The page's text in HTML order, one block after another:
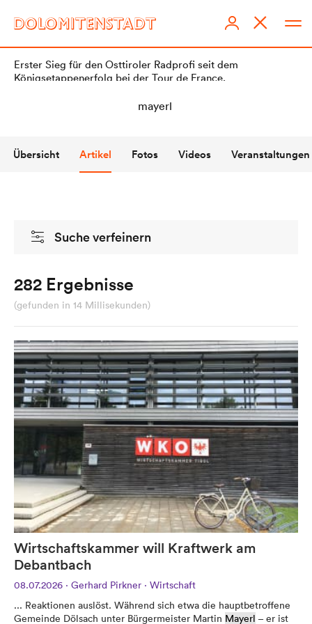
Übersicht Artikel Fotos Videos Veranstaltungen
Suche verfeinern
282 Ergebnisse
(gefunden in 14 Millisekunden)
Wirtschaftskammer will Kraftwerk am
Debantbach
08.07.2026 · Gerhard Pirkner · Wirtschaft
... Reaktionen auslöst. Während sich etwa die hauptbetroffene
Gemeinde Dölsach unter Bürgermeister Martin Mayerl – er ist
Erster Sieg für den Osttiroler Radprofi seit dem
Königsetappenerfolg bei der Tour de France.
DOLOMITENSTADT
Redaktionsstatut
KI-Richtlinien
Werbung
Anzeigenpreise
Reichweite / Statistik
Anfragen / Kontakt
Mein Dolomitenstadt.at
Anmelden
Registrieren
FAQ & Service